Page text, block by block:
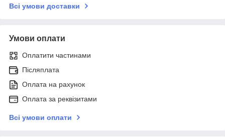
Всі умови доставки
Умови оплати
Оплатити частинами
Післяплата
Оплата на рахунок
Оплата за реквізитами
Всі умови оплати